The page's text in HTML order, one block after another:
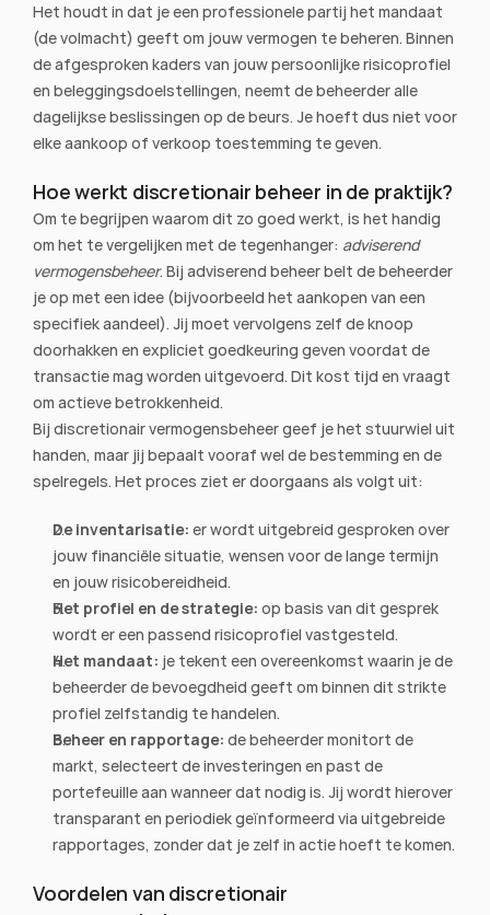
Het houdt in dat je een professionele partij het mandaat
(de volmacht) geeft om jouw vermogen te beheren. Binnen
de afgesproken kaders van jouw persoonlijke risicoprofiel
en beleggingsdoelstellingen, neemt de beheerder alle
dagelijkse beslissingen op de beurs. Je hoeft dus niet voor
elke aankoop of verkoop toestemming te geven.
Hoe werkt discretionair beheer in de praktijk?
Om te begrijpen waarom dit zo goed werkt, is het handig
om het te vergelijken met de tegenhanger: adviserend
vermogensbeheer. Bij adviserend beheer belt de beheerder
je op met een idee (bijvoorbeeld het aankopen van een
specifiek aandeel). Jij moet vervolgens zelf de knoop
doorhakken en expliciet goedkeuring geven voordat de
transactie mag worden uitgevoerd. Dit kost tijd en vraagt
om actieve betrokkenheid.
Bij discretionair vermogensbeheer geef je het stuurwiel uit
handen, maar jij bepaalt vooraf wel de bestemming en de
spelregels. Het proces ziet er doorgaans als volgt uit:
De inventarisatie: er wordt uitgebreid gesproken over
jouw financiële situatie, wensen voor de lange termijn
en jouw risicobereidheid.
Het profiel en de strategie: op basis van dit gesprek
wordt er een passend risicoprofiel vastgesteld.
Het mandaat: je tekent een overeenkomst waarin je de
beheerder de bevoegdheid geeft om binnen dit strikte
profiel zelfstandig te handelen.
Beheer en rapportage: de beheerder monitort de
markt, selecteert de investeringen en past de
portefeuille aan wanneer dat nodig is. Jij wordt hierover
transparant en periodiek geïnformeerd via uitgebreide
rapportages, zonder dat je zelf in actie hoeft te komen.
Voordelen van discretionair